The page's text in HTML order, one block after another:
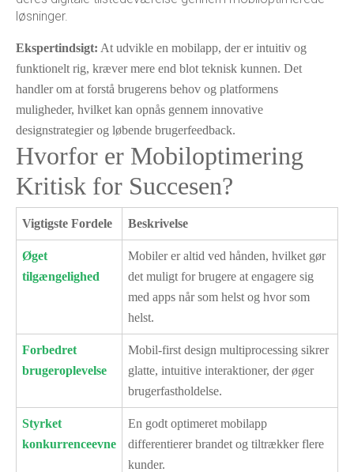
løsninger.
Ekspertindsigt: At udvikle en mobilapp, der er intuitiv og
funktionelt rig, kræver mere end blot teknisk kunnen. Det
handler om at forstå brugerens behov og platformens
muligheder, hvilket kan opnås gennem innovative
designstrategier og løbende brugerfeedback.
Hvorfor er Mobiloptimering
Kritisk for Succesen?
Vigtigste Fordele Beskrivelse
Øget
tilgængelighed
Mobiler er altid ved hånden, hvilket gør
det muligt for brugere at engagere sig
med apps når som helst og hvor som
helst.
Forbedret
brugeroplevelse
Mobil-first design multiprocessing sikrer
glatte, intuitive interaktioner, der øger
brugerfastholdelse.
Styrket
konkurrenceevne
En godt optimeret mobilapp
differentierer brandet og tiltrækker flere
kunder.